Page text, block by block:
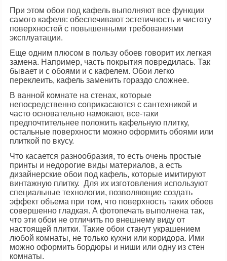
При этом обои под кафель выполняют все функции
самого кафеля: обеспечивают эстетичность и чистоту
поверхностей с повышенными требованиями
эксплуатации.
Еще одним плюсом в пользу обоев говорит их легкая
замена. Например, часть покрытия повредилась. Так
бывает и с обоями и с кафелем. Обои легко
переклеить, кафель заменить гораздо сложнее.
В ванной комнате на стенах, которые
непосредственно соприкасаются с сантехникой и
часто основательно намокают, все-таки
предпочтительнее положить кафельную плитку,
остальные поверхности можно оформить обоями или
плиткой по вкусу.
Что касается разнообразия, то есть очень простые
принты и недорогие виды материалов, а есть
дизайнерские обои под кафель, которые имитируют
винтажную плитку. Для их изготовления используют
специальные технологии, позволяющие создать
эффект объема при том, что поверхность таких обоев
совершенно гладкая. А фотопечать выполнена так,
что эти обои не отличить по внешнему виду от
настоящей плитки. Такие обои станут украшением
любой комнаты, не только кухни или коридора. Ими
можно оформить бордюры и ниши или одну из стен
комнаты.